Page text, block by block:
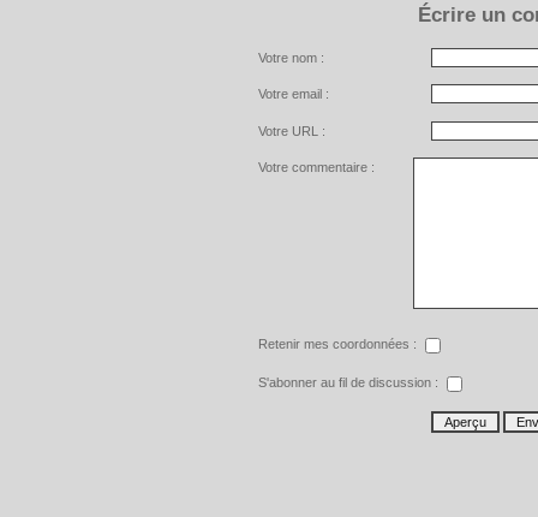
Écrire un
Votre nom :
Votre email :
Votre URL :
Votre commentaire :
Retenir mes coordonnées :
S'abonner au fil de discussion :